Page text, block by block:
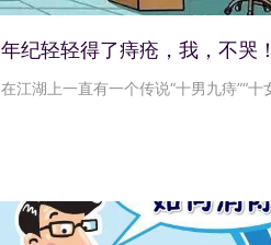
年纪轻轻得了痔疮，我，不哭！